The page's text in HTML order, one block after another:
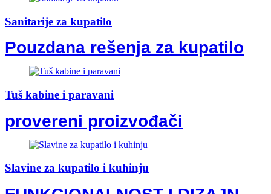
Sanitarije za kupatilo
Pouzdana rešenja za kupatilo
Tuš kabine i paravani
provereni proizvođači
Slavine za kupatilo i kuhinju